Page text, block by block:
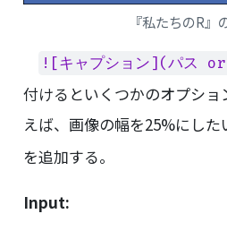
『私たちのR』
![キャプション](パス
付けるといくつかのオプシ
えば、画像の幅を25%にした
を追加する。
Input: